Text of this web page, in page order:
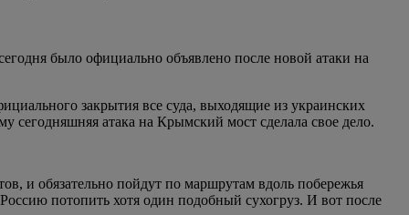
было официально объявлено после новой атаки на
закрытия все суда, выходящие из украинских
сегодняшняя атака на Крымский мост сделала свое дело.
и обязательно пойдут по маршрутам вдоль побережья
потопить хотя один подобный сухогруз. И вот после